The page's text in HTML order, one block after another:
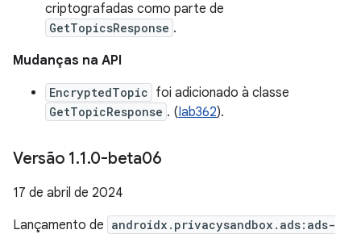
criptografadas como parte de
GetTopicsResponse .
Mudanças na API
EncryptedTopic foi adicionado à classe
GetTopicResponse . (Iab362).
Versão 1.1.0-beta06
17 de abril de 2024
Lançamento de androidx.privacysandbox.ads:ads-